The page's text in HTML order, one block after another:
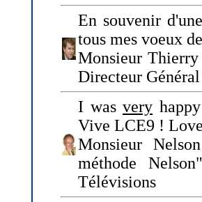
En souvenir
tous mes voeux
Monsieur
Directeur
I was very
Vive LCE9 !
Monsieur
méthode
Télévisions